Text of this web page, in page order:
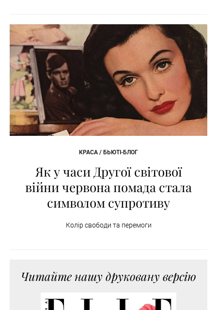
КРАСА / БЬЮТІ-БЛОГ
Як у часи Другої світової
війни червона помада стала
символом супротиву
Колір свободи та перемоги
Читайте нашу друковану версію